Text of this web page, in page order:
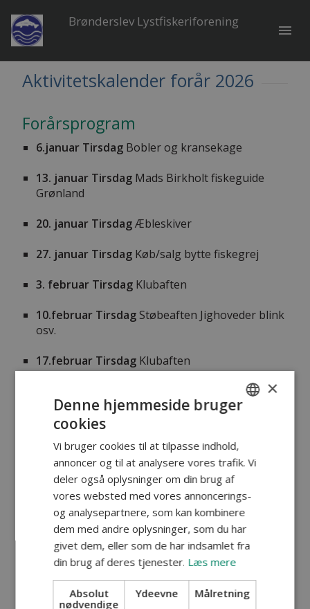
Brønderslev Lystfiskeriforening
menu
Aktivitetskalender forår 2026
Forårsprogram
6.januar Tirsdag Bobler og kransekage
13. januar Tirsdag Mads Birkholt fiskeguide
Grønland
20. januar TirsdagÆbleskiver
27. januar Tirsdag Køb/salg bytte fiskegrej
3. februar Tirsdag Klubaften
10.februar Tirsdag Støbeaften Jighoveder blink
osv.
17.februar Tirsdag Klubaften
gydebanker/gydninger
rense grej, gode rutiner
10. marts TirsdagRetroaften - Vis os dit ældste
grej
15. marts søndag Rundvisning Skagen Salmon
17. marts TirsdagKlubaften
24. martsTirsdag
Grejaften medtag favoritagn
– hvad virker og hvad er spild af penge
ENGLISH
×
Denne hjemmeside bruger
cookies
Vi bruger cookies til at tilpasse indhold,
annoncer og til at analysere vores trafik. Vi
deler også oplysninger om din brug af
vores websted med vores annoncerings-
og analysepartnere, som kan kombinere
dem med andre oplysninger, som du har
givet dem, eller som de har indsamlet fra
din brug af deres tjenester. Læs mere
Absolut
nødvendige
Ydeevne Målretning